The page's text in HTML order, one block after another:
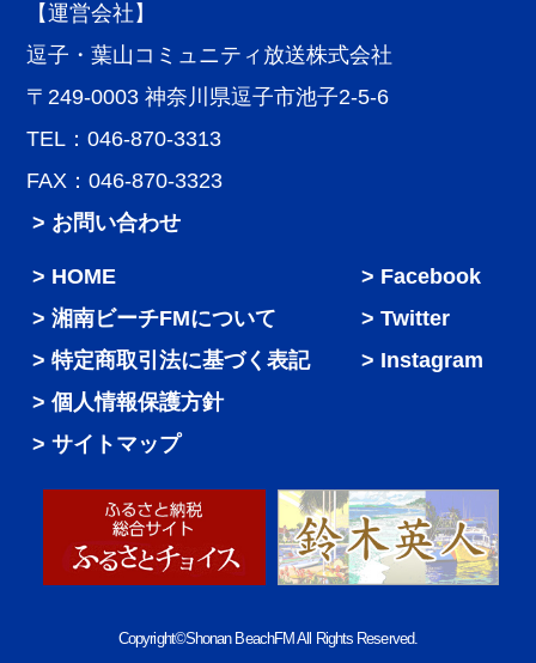
【運営会社】
逗子・葉山コミュニティ放送株式会社
〒249-0003 神奈川県逗子市池子2-5-6
TEL：046-870-3313
FAX：046-870-3323
> お問い合わせ
HOME
湘南ビーチFMについて
特定商取引法に基づく表記
個人情報保護方針
サイトマップ
Facebook
Twitter
Instagram
Copyright©Shonan BeachFM All Rights Reserved.